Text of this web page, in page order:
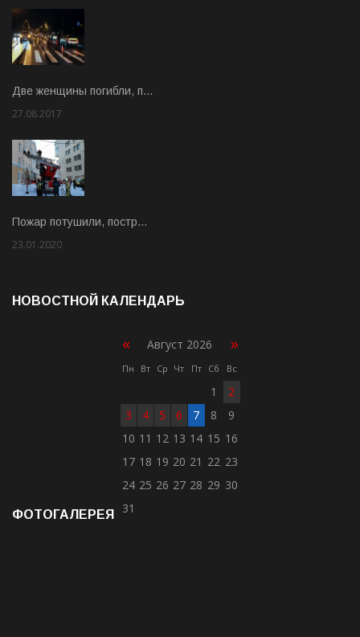
Две женщины погибли, п…
27.08.2017
Пожар потушили, постр…
23.01.2020
НОВОСТНОЙ КАЛЕНДАРЬ
« Август 2026 »
Пн Вт Ср Чт Пт Сб Вс
1
2
3
4 5 6 7 8
9
10 11 12 13 14 15 16
17 18 19 20 21 22 23
24 25 26 27 28 29 30
31
ФОТОГАЛЕРЕЯ